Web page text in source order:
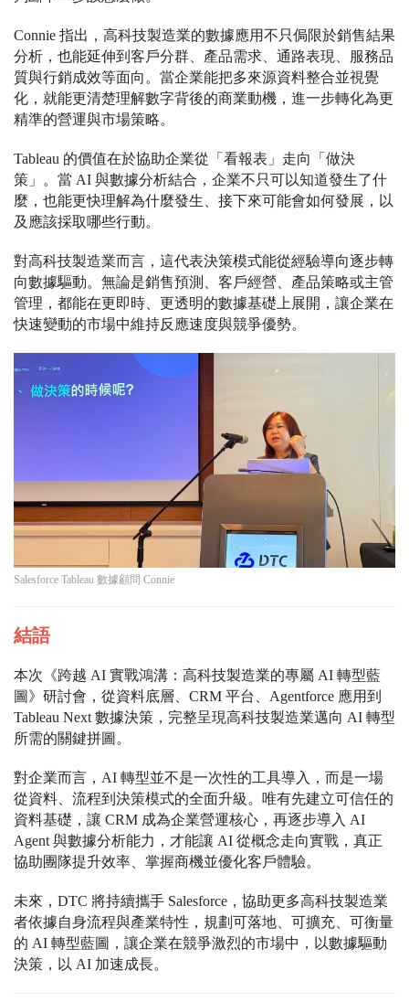
Connie 指出，高科技製造業的數據應用不只侷限於銷售結果
分析，也能延伸到客戶分群、產品需求、通路表現、服務品
質與行銷成效等面向。當企業能把多來源資料整合並視覺
化，就能更清楚理解數字背後的商業動機，進一步轉化為更
精準的營運與市場策略。
Tableau 的價值在於協助企業從「看報表」走向「做決
策」。當 AI 與數據分析結合，企業不只可以知道發生了什
麼，也能更快理解為什麼發生、接下來可能會如何發展，以
及應該採取哪些行動。
對高科技製造業而言，這代表決策模式能從經驗導向逐步轉
向數據驅動。無論是銷售預測、客戶經營、產品策略或主管
管理，都能在更即時、更透明的數據基礎上展開，讓企業在
快速變動的市場中維持反應速度與競爭優勢。
Salesforce Tableau 數據顧問 Connie
結語
本次《跨越 AI 實戰鴻溝：高科技製造業的專屬 AI 轉型藍
圖》研討會，從資料底層、CRM 平台、Agentforce 應用到
Tableau Next 數據決策，完整呈現高科技製造業邁向 AI 轉型
所需的關鍵拼圖。
對企業而言，AI 轉型並不是一次性的工具導入，而是一場
從資料、流程到決策模式的全面升級。唯有先建立可信任的
資料基礎，讓 CRM 成為企業營運核心，再逐步導入 AI
Agent 與數據分析能力，才能讓 AI 從概念走向實戰，真正
協助團隊提升效率、掌握商機並優化客戶體驗。
未來，DTC 將持續攜手 Salesforce，協助更多高科技製造業
者依據自身流程與產業特性，規劃可落地、可擴充、可衡量
的 AI 轉型藍圖，讓企業在競爭激烈的市場中，以數據驅動
決策，以 AI 加速成長。